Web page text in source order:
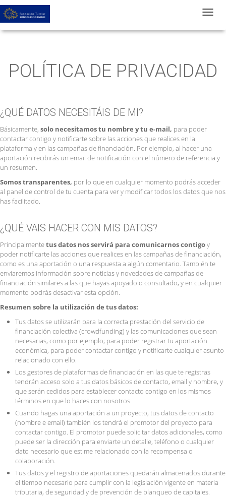
T
POLÍTICA DE PRIVACIDAD
¿QUÉ DATOS NECESITÁIS DE MI?
Básicamente, solo necesitamos tu nombre y tu e-mail, para poder
contactar contigo y notificarte sobre las acciones que realices en la
plataforma y en las campañas de financiación. Por ejemplo, al hacer una
aportación recibirás un email de notificación con el número de referencia y
un resumen.
Somos transparentes, por lo que en cualquier momento podrás acceder
al panel de control de tu cuenta para ver y modificar todos los datos que nos
has facilitado.
¿QUÉ VAIS HACER CON MIS DATOS?
Principalmentetus datos nos servirá para comunicarnos contigoy
poder notificarte las acciones que realices en las campañas de financiación,
como es una aportación o una respuesta a algún comentario. También te
enviaremos información sobre noticias y novedades de campañas de
financiación similares a las que hayas apoyado o consultado, y en cualquier
momento podrás desactivar esta opción.
Resumen sobre la utilización de tus datos:
Tus datos se utilizarán para la correcta prestación del servicio de
financiación colectiva (crowdfunding) y las comunicaciones que sean
necesarias, como por ejemplo; para poder registrar tu aportación
económica, para poder contactar contigo y notificarte cualquier asunto
relacionado con ello.
Los gestores de plataformas de financiación en las que te registras
tendrán acceso solo a tus datos básicos de contacto, email y nombre, y
que serán cedidos para establecer contacto contigo en los mismos
términos en que lo haces con nosotros.
Cuando hagas una aportación a un proyecto, tus datos de contacto
(nombre e email) también los tendrá el promotor del proyecto para
contactar contigo. El promotor puede solicitar datos adicionales, como
puede ser la dirección para enviarte un detalle, teléfono o cualquier
dato necesario que estime relacionado con la recompensa o
colaboración.
Tus datos y el registro de aportaciones quedarán almacenados durante
el tiempo necesario para cumplir con la legislación vigente en materia
tributaria, de seguridad y de prevención de blanqueo de capitales.